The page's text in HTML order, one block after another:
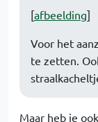
[afbeelding]
Voor het
te zetten.
Maar heb je